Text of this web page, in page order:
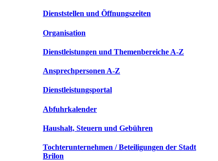
Dienststellen und Öffnungszeiten
Organisation
Dienstleistungen und Themenbereiche A-Z
Ansprechpersonen A-Z
Dienstleistungsportal
Abfuhrkalender
Haushalt, Steuern und Gebühren
Tochterunternehmen / Beteiligungen der Stadt
Brilon